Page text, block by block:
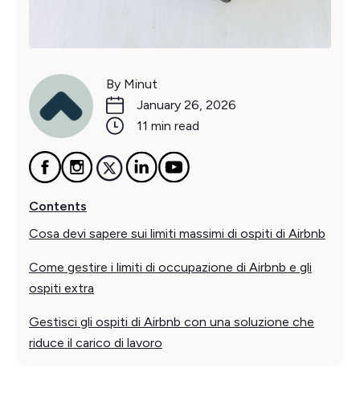
By Minut
January 26, 2026
11 min read
Contents
Cosa devi sapere sui limiti massimi di ospiti di Airbnb
Come gestire i limiti di occupazione di Airbnb e gli
ospiti extra
Gestisci gli ospiti di Airbnb con una soluzione che
riduce il carico di lavoro